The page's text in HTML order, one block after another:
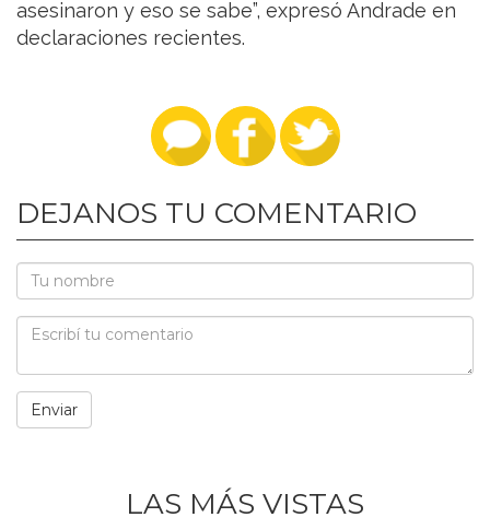
asesinaron y eso se sabe”, expresó Andrade en
declaraciones recientes.
DEJANOS TU COMENTARIO
LAS MÁS VISTAS